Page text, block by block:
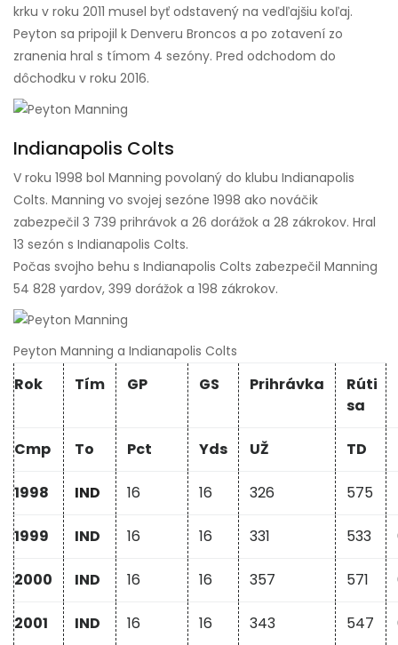
krku v roku 2011 musel byť odstavený na vedľajšiu koľaj.
Peyton sa pripojil k Denveru Broncos a po zotavení zo
zranenia hral s tímom 4 sezóny. Pred odchodom do
dôchodku v roku 2016.
Indianapolis Colts
V roku 1998 bol Manning povolaný do klubu Indianapolis
Colts. Manning vo svojej sezóne 1998 ako nováčik
zabezpečil 3 739 prihrávok a 26 dorážok a 28 zákrokov. Hral
13 sezón s Indianapolis Colts.
Počas svojho behu s Indianapolis Colts zabezpečil Manning
54 828 yardov, 399 dorážok a 198 zákrokov.
Peyton Manning a Indianapolis Colts
Rok Tím GP GS Prihrávka
Rúti
sa
Cmp To Pct Yds UŽ TD
1998 IND 16 16 326 575
1999 IND 16 16 331 533
2000 IND 16 16 357 571
2001 IND 16 16 343 547